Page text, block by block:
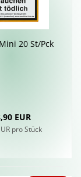
20 St/Pck
EUR
pro Stück